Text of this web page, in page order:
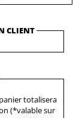
CLIENT
totalisera
(*valable sur